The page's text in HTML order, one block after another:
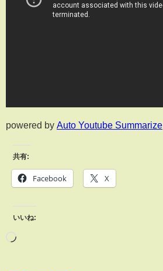
powered by Auto Youtube Summarize
共有:
Facebook X
いいね: